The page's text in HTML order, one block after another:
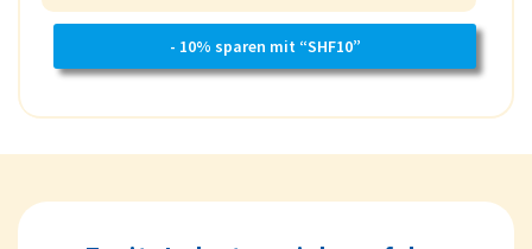
- 10% sparen mit “SHF10”